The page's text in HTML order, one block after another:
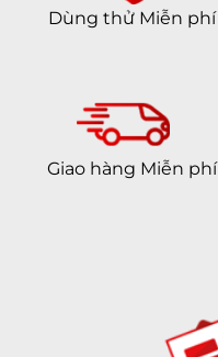
Dùng thử Miễn phí
Giao hàng Miễn phí